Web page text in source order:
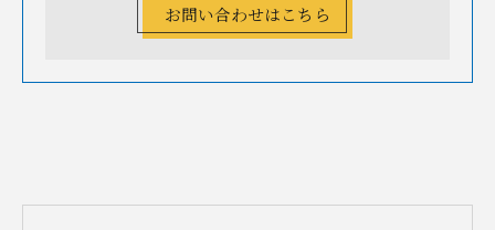
お問い合わせはこちら